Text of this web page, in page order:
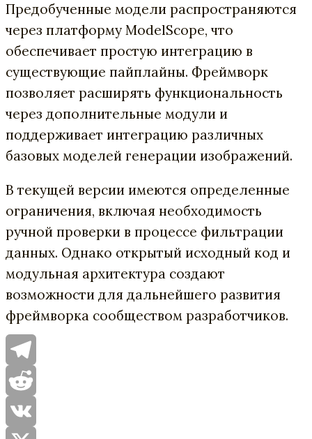
Предобученные модели распространяются
через платформу ModelScope, что
обеспечивает простую интеграцию в
существующие пайплайны. Фреймворк
позволяет расширять функциональность
через дополнительные модули и
поддерживает интеграцию различных
базовых моделей генерации изображений.
В текущей версии имеются определенные
ограничения, включая необходимость
ручной проверки в процессе фильтрации
данных. Однако открытый исходный код и
модульная архитектура создают
возможности для дальнейшего развития
фреймворка сообществом разработчиков.
Telegram
Reddit